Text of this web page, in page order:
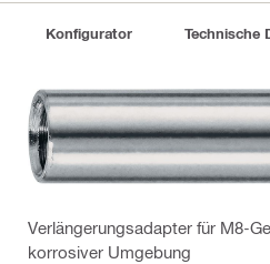
Konfigurator Technische
Verlängerungsadapter für M8-
korrosiver Umgebung